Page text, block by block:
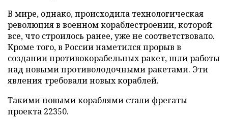
В мире, однако, происходила технологическая
революция в военном кораблестроении, которой
все, что строилось ранее, уже не соответствовало.
Кроме того, в России наметился прорыв в
создании противокорабельных ракет, шли работы
над новыми противолодочными ракетами. Эти
явления требовали новых кораблей.
Такими новыми кораблями стали фрегаты
проекта 22350.